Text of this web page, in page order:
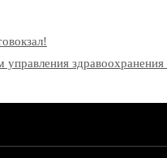
управления